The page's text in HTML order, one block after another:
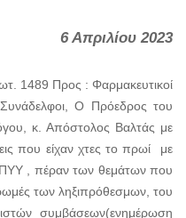
6 Απριλίου 2023
1489 Προς : Φαρμακευτικοί
Ο Πρόεδρος του
κ. Απόστολος Βαλτάς με
που είχαν χτες το πρωί με
, πέραν των θεμάτων που
των ληξιπρόθεσμων, του
συμβάσεων(ενημέρωση